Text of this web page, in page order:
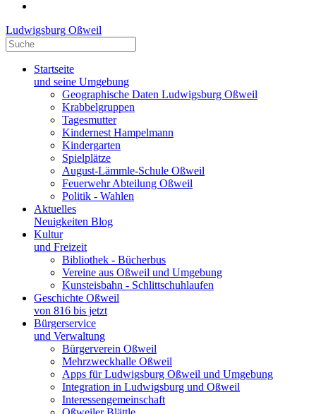
Ludwigsburg Oßweil
Startseite
und seine Umgebung
Geographische Daten Ludwigsburg Oßweil
Krabbelgruppen
Tagesmutter
Kindernest Hampelmann
Kindergarten
Spielplätze
August-Lämmle-Schule Oßweil
Feuerwehr Abteilung Oßweil
Politik - Wahlen
Aktuelles
Neuigkeiten Blog
Kultur
und Freizeit
Bibliothek - Bücherbus
Vereine aus Oßweil und Umgebung
Kunsteisbahn - Schlittschuhlaufen
Geschichte Oßweil
von 816 bis jetzt
Bürgerservice
und Verwaltung
Bürgerverein Oßweil
Mehrzweckhalle Oßweil
Apps für Ludwigsburg Oßweil und Umgebung
Integration in Ludwigsburg und Oßweil
Interessengemeinschaft